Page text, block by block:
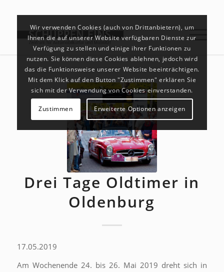
Drei Tage Oldtimer in
Oldenburg
17.05.2019
Am Wochenende 24. bis 26. Mai 2019 dreht sich in
Wir verwenden Cookies (auch von Drittanbietern), um
Ihnen die auf unserer Website verfügbaren Dienste zur
Verfügung zu stellen und einige ihrer Funktionen zu
nutzen. Sie können diese Cookies ablehnen, jedoch wird
das die Funktionsweise unserer Website beeinträchtigen.
Mit dem Klick auf den Button "Zustimmen" erklären Sie
sich mit der Verwendung von Cookies einverstanden.
Zustimmen Erweiterte Optionen anzeigen